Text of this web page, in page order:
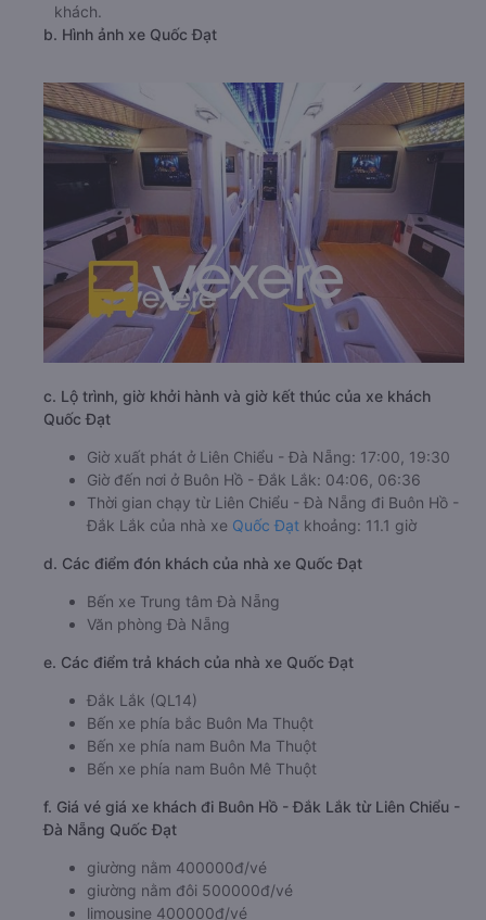
khách.
b. Hình ảnh xe Quốc Đạt
c. Lộ trình, giờ khởi hành và giờ kết thúc của xe khách
Quốc Đạt
Giờ xuất phát ở Liên Chiểu - Đà Nẵng: 17:00, 19:30
Giờ đến nơi ở Buôn Hồ - Đắk Lắk: 04:06, 06:36
Thời gian chạy từ Liên Chiểu - Đà Nẵng đi Buôn Hồ -
Đắk Lắk của nhà xe Quốc Đạt khoảng: 11.1 giờ
d. Các điểm đón khách của nhà xe Quốc Đạt
Bến xe Trung tâm Đà Nẵng
Văn phòng Đà Nẵng
e. Các điểm trả khách của nhà xe Quốc Đạt
Đắk Lắk (QL14)
Bến xe phía bắc Buôn Ma Thuột
Bến xe phía nam Buôn Ma Thuột
Bến xe phía nam Buôn Mê Thuột
f. Giá vé giá xe khách đi Buôn Hồ - Đắk Lắk từ Liên Chiểu -
Đà Nẵng Quốc Đạt
giường nằm 400000đ/vé
giường nằm đôi 500000đ/vé
limousine 400000đ/vé